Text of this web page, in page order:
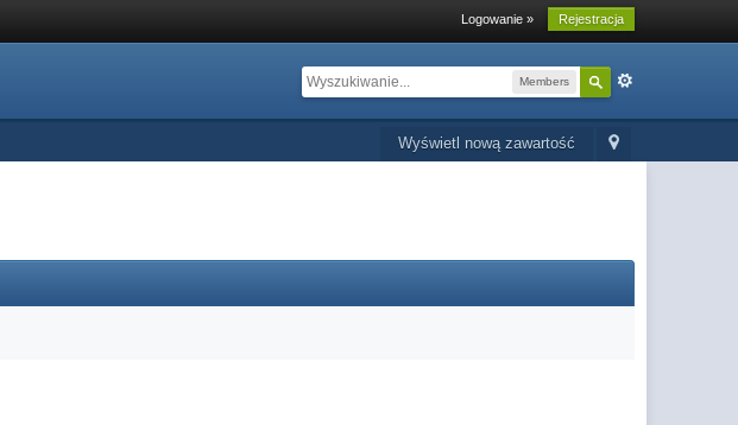
Logowanie » Rejestracja
Members
Wyświetl nową zawartość